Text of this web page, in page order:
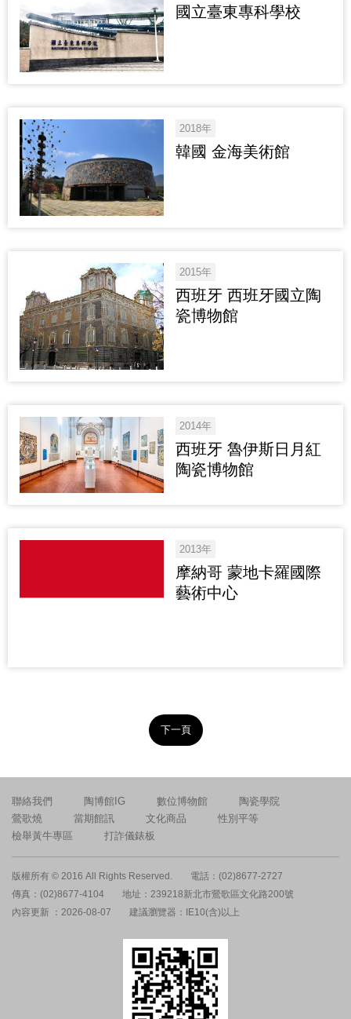
國立臺東專科學校
2018年
韓國 金海美術館
2015年
西班牙 西班牙國立陶
瓷博物館
2014年
西班牙 魯伊斯日月紅
陶瓷博物館
2013年
摩納哥 蒙地卡羅國際
藝術中心
下一頁
聯絡我們 陶博館IG 數位博物館
陶瓷學院
鶯歌燒
當期館訊 文化商品
性別平等
檢舉黃牛專區
打詐儀錶板
版權所有 © 2016 All Rights Reserved.
電話：(02)8677-2727
傳真：(02)8677-4104
地址：239218新北市鶯歌區文化路200號
內容更新 ：2026-08-07
建議瀏覽器：IE10(含)以上